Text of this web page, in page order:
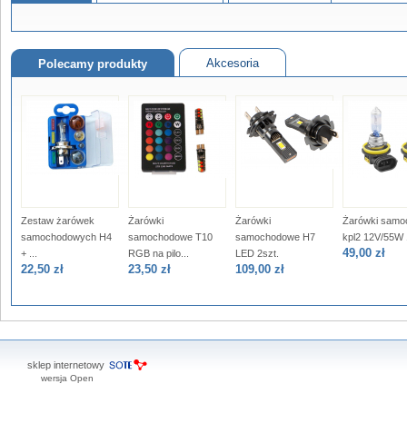
Polecamy produkty Akcesoria
Zestaw żarówek
samochodowych H4
+ ...
22,50 zł
Żarówki
samochodowe T10
RGB na pilo...
23,50 zł
Żarówki
samochodowe H7
LED 2szt.
109,00 zł
Żarówki
kpl2 12V/55W
49,00 zł
sklep internetowy
wersja Open